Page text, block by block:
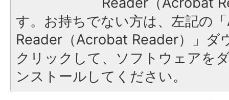
す。お持ちでない方は、左記の
Reader（Acrobat Reader）」ダ
クリックして、ソフトウェアを
ンストールしてください。